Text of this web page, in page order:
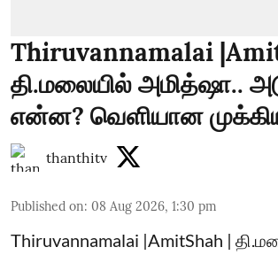
Thiruvannamalai
தி.மலையில் அமித்ஷா..
என்ன? வெளியான
thanthitv
Published on: 08 Aug 2026, 1:30 pm
Thiruvannamalai |AmitShah |